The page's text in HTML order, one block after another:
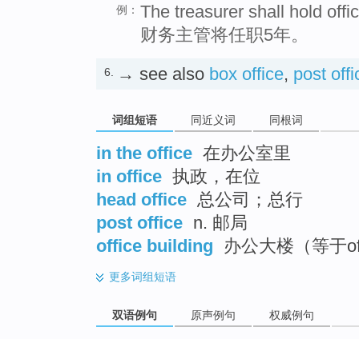
例： The treasurer shall hold
财务主管将任职5年。
6. → see also box office, post
词组短语 同近义词 同根词
in the office 在办公室里
in office 执政，在位
head office 总公司；总行
post office n. 邮局
office building
办公大楼（等于
更多词组短语
双语例句 原声例句 权威例句